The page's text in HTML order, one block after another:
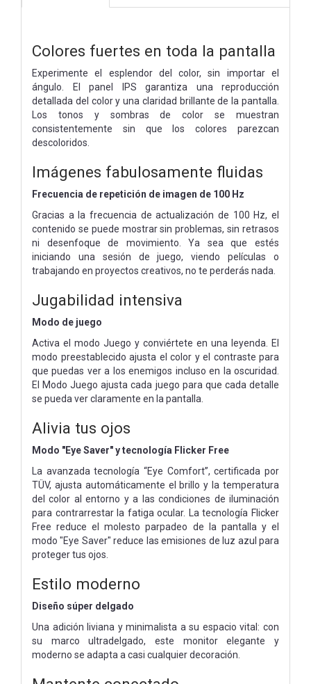
Colores fuertes en toda la pantalla
Experimente el esplendor del color, sin importar el
ángulo. El panel IPS garantiza una reproducción
detallada del color y una claridad brillante de la pantalla.
Los tonos y sombras de color se muestran
consistentemente sin que los colores parezcan
descoloridos.
Imágenes fabulosamente fluidas
Frecuencia de repetición de imagen de 100 Hz
Gracias a la frecuencia de actualización de 100 Hz, el
contenido se puede mostrar sin problemas, sin retrasos
ni desenfoque de movimiento. Ya sea que estés
iniciando una sesión de juego, viendo películas o
trabajando en proyectos creativos, no te perderás nada.
Jugabilidad intensiva
Modo de juego
Activa el modo Juego y conviértete en una leyenda. El
modo preestablecido ajusta el color y el contraste para
que puedas ver a los enemigos incluso en la oscuridad.
El Modo Juego ajusta cada juego para que cada detalle
se pueda ver claramente en la pantalla.
Alivia tus ojos
Modo "Eye Saver" y tecnología Flicker Free
La avanzada tecnología “Eye Comfort”, certificada por
TÜV, ajusta automáticamente el brillo y la temperatura
del color al entorno y a las condiciones de iluminación
para contrarrestar la fatiga ocular. La tecnología Flicker
Free reduce el molesto parpadeo de la pantalla y el
modo "Eye Saver" reduce las emisiones de luz azul para
proteger tus ojos.
Estilo moderno
Diseño súper delgado
Una adición liviana y minimalista a su espacio vital: con
su marco ultradelgado, este monitor elegante y
moderno se adapta a casi cualquier decoración.